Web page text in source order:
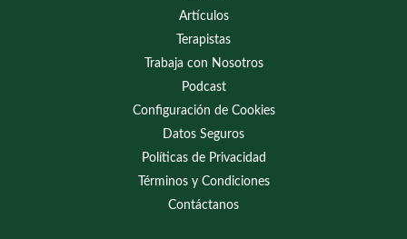
Artículos
Terapistas
Trabaja con Nosotros
Podcast
Configuración de Cookies
Datos Seguros
Políticas de Privacidad
Términos y Condiciones
Contáctanos